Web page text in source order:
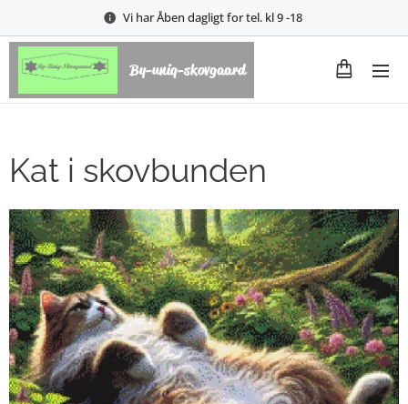
Vi har Åben dagligt for tel. kl 9 -18
By-uniq-skovgaard
Kat i skovbunden